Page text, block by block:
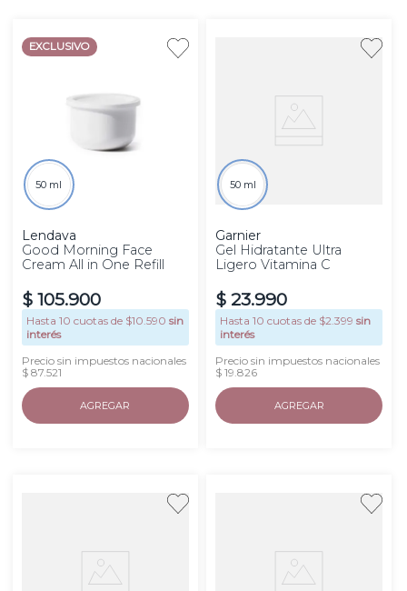
EXCLUSIVO
50 ml
Lendava
Good Morning Face
Cream All in One Refill
$ 105.900
Hasta 10 cuotas de $10.590 sin
interés
Precio sin impuestos nacionales
$ 87.521
AGREGAR
50 ml
Garnier
Gel Hidratante Ultra
Ligero Vitamina C
$ 23.990
Hasta10 cuotas de $2.399 sin
interés
Precio sin impuestos nacionales
$ 19.826
AGREGAR